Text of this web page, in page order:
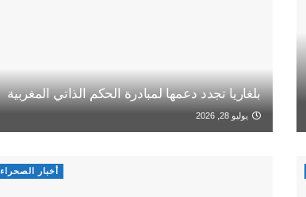
بلغاريا تجدد دعمها لمبادرة الحكم الذاتي المغربية
يوليو 28, 2026
أخبار الصحراء